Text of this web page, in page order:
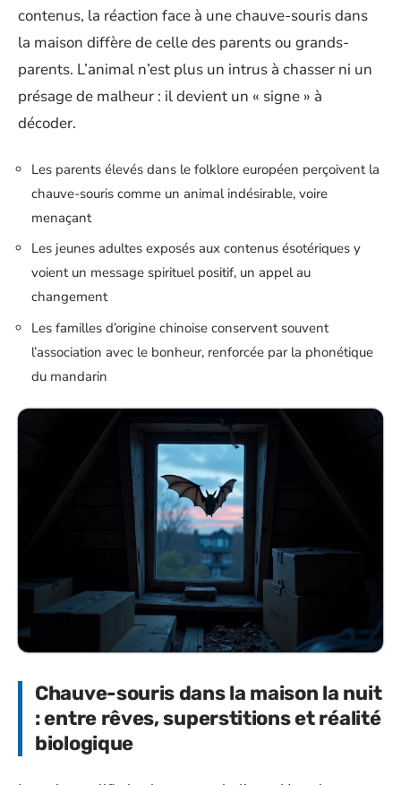
contenus, la réaction face à une chauve-souris dans
la maison diffère de celle des parents ou grands-
parents. L’animal n’est plus un intrus à chasser ni un
présage de malheur : il devient un « signe » à
décoder.
Les parents élevés dans le folklore européen perçoivent la
chauve-souris comme un animal indésirable, voire
menaçant
Les jeunes adultes exposés aux contenus ésotériques y
voient un message spirituel positif, un appel au
changement
Les familles d’origine chinoise conservent souvent
l’association avec le bonheur, renforcée par la phonétique
du mandarin
Chauve-souris dans la maison la nuit
: entre rêves, superstitions et réalité
biologique